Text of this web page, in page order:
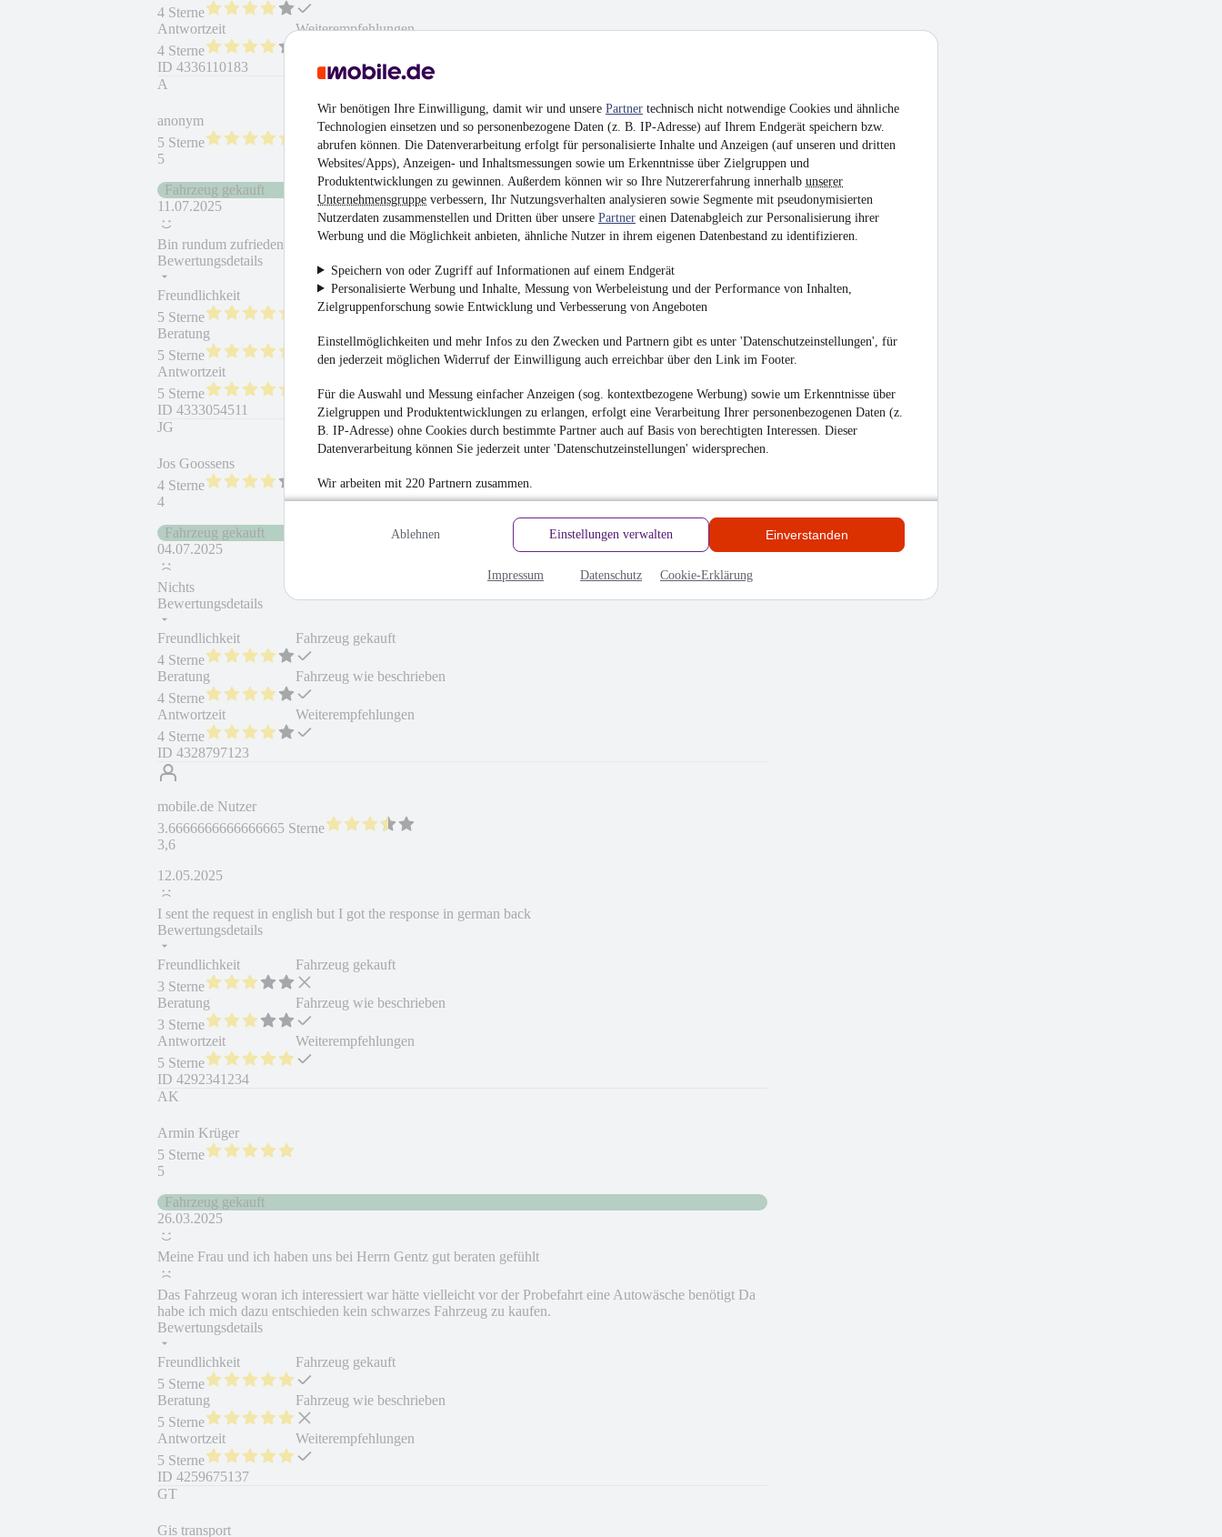
Wir benötigen Ihre Einwilligung, damit wir und unsere Partner technisch nicht notwendige Cookies und ähnliche
Technologien einsetzen und so personenbezogene Daten (z. B. IP-Adresse) auf Ihrem Endgerät speichern bzw.
abrufen können. Die Datenverarbeitung erfolgt für personalisierte Inhalte und Anzeigen (auf unseren und dritten
Websites/Apps), Anzeigen- und Inhaltsmessungen sowie um Erkenntnisse über Zielgruppen und
Produktentwicklungen zu gewinnen. Außerdem können wir so Ihre Nutzererfahrung innerhalb unserer
Unternehmensgruppe verbessern, Ihr Nutzungsverhalten analysieren sowie Segmente mit pseudonymisierten
Nutzerdaten zusammenstellen und Dritten über unsere Partner einen Datenabgleich zur Personalisierung ihrer
Werbung und die Möglichkeit anbieten, ähnliche Nutzer in ihrem eigenen Datenbestand zu identifizieren.
Speichern von oder Zugriff auf Informationen auf einem Endgerät
Personalisierte Werbung und Inhalte, Messung von Werbeleistung und der Performance von Inhalten,
Zielgruppenforschung sowie Entwicklung und Verbesserung von Angeboten
Einstellmöglichkeiten und mehr Infos zu den Zwecken und Partnern gibt es unter 'Datenschutzeinstellungen', für
den jederzeit möglichen Widerruf der Einwilligung auch erreichbar über den Link im Footer.
Für die Auswahl und Messung einfacher Anzeigen (sog. kontextbezogene Werbung) sowie um Erkenntnisse über
Zielgruppen und Produktentwicklungen zu erlangen, erfolgt eine Verarbeitung Ihrer personenbezogenen Daten (z.
B. IP-Adresse) ohne Cookies durch bestimmte Partner auch auf Basis von berechtigten Interessen. Dieser
Datenverarbeitung können Sie jederzeit unter 'Datenschutzeinstellungen' widersprechen.
Wir arbeiten mit 220 Partnern zusammen.
Ablehnen Einstellungen verwalten Einverstanden
Impressum Datenschutz Cookie-Erklärung
4 Sterne
Antwortzeit
4 Sterne
Weiterempfehlungen
ID 4336110183
A
anonym
5 Sterne
5
Fahrzeug gekauft
11.07.2025
Bin rundum zufrieden! Alles hat wie vereinbart geklappt!
Bewertungsdetails
Freundlichkeit
5 Sterne
Beratung
5 Sterne
Antwortzeit
5 Sterne
Fahrzeug gekauft
Fahrzeug wie beschrieben
ID 4333054511
JG
Jos Goossens
4 Sterne
4
Fahrzeug gekauft
04.07.2025
Nichts
Bewertungsdetails
Freundlichkeit
4 Sterne
Beratung
4 Sterne
Antwortzeit
4 Sterne
Fahrzeug gekauft
Fahrzeug wie beschrieben
Weiterempfehlungen
ID 4328797123
mobile.de Nutzer
3.6666666666666665 Sterne
3,6
12.05.2025
I sent the request in english but I got the response in german back
Bewertungsdetails
Freundlichkeit
3 Sterne
Beratung
3 Sterne
Antwortzeit
5 Sterne
Fahrzeug gekauft
Fahrzeug wie beschrieben
Weiterempfehlungen
ID 4292341234
AK
Armin Krüger
5 Sterne
5
Fahrzeug gekauft
26.03.2025
Meine Frau und ich haben uns bei Herrn Gentz gut beraten gefühlt
Das Fahrzeug woran ich interessiert war hätte vielleicht vor der Probefahrt eine Autowäsche benötigt Da
habe ich mich dazu entschieden kein schwarzes Fahrzeug zu kaufen.
Bewertungsdetails
Freundlichkeit
5 Sterne
Beratung
5 Sterne
Antwortzeit
5 Sterne
Fahrzeug gekauft
Fahrzeug wie beschrieben
Weiterempfehlungen
ID 4259675137
GT
Gis transport